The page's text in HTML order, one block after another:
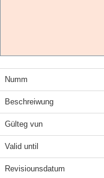
Numm
Beschreiwung
Gülteg vun
Valid until
Revisiounsdatum